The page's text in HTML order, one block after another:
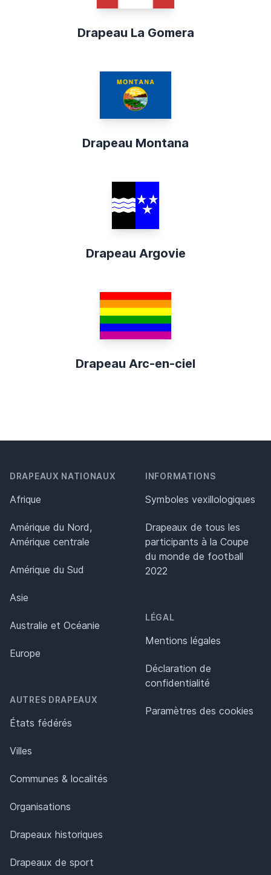
Drapeau La Gomera
Drapeau Montana
Drapeau Argovie
Drapeau Arc-en-ciel
DRAPEAUX NATIONAUX
Afrique
Amérique du Nord,
Amérique centrale
Amérique du Sud
Asie
Australie et Océanie
Europe
AUTRES DRAPEAUX
États fédérés
Villes
Communes & localités
Organisations
Drapeaux historiques
Drapeaux de sport
INFORMATIONS
Symboles vexillologiques
Drapeaux de tous les
participants à la Coupe
du monde de football
2022
LÉGAL
Mentions légales
Déclaration de
confidentialité
Paramètres des cookies